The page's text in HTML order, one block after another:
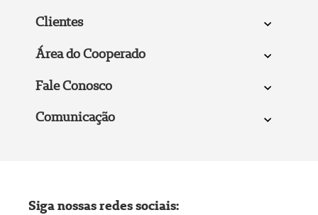
Clientes
Área do Cooperado
Fale Conosco
Comunicação
Siga nossas redes sociais: